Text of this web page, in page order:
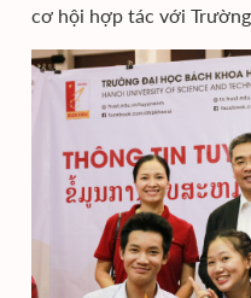
cơ hội hợp tác với